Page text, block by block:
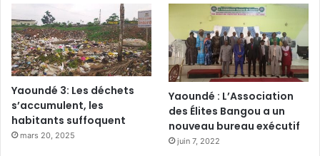
Yaoundé 3: Les déchets
s’accumulent, les
habitants suffoquent
mars 20, 2025
Yaoundé : L’Association
des Élites Bangou a un
nouveau bureau exécutif
juin 7, 2022